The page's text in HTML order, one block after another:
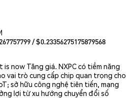
/ $0.23356275175879568
now Tăng giá. NXPC có tiềm năng
vai trò cung cấp chip quan trọng cho
sở hữu công nghệ tiên tiến, mạng
lợi từ xu hướng chuyển đổi số